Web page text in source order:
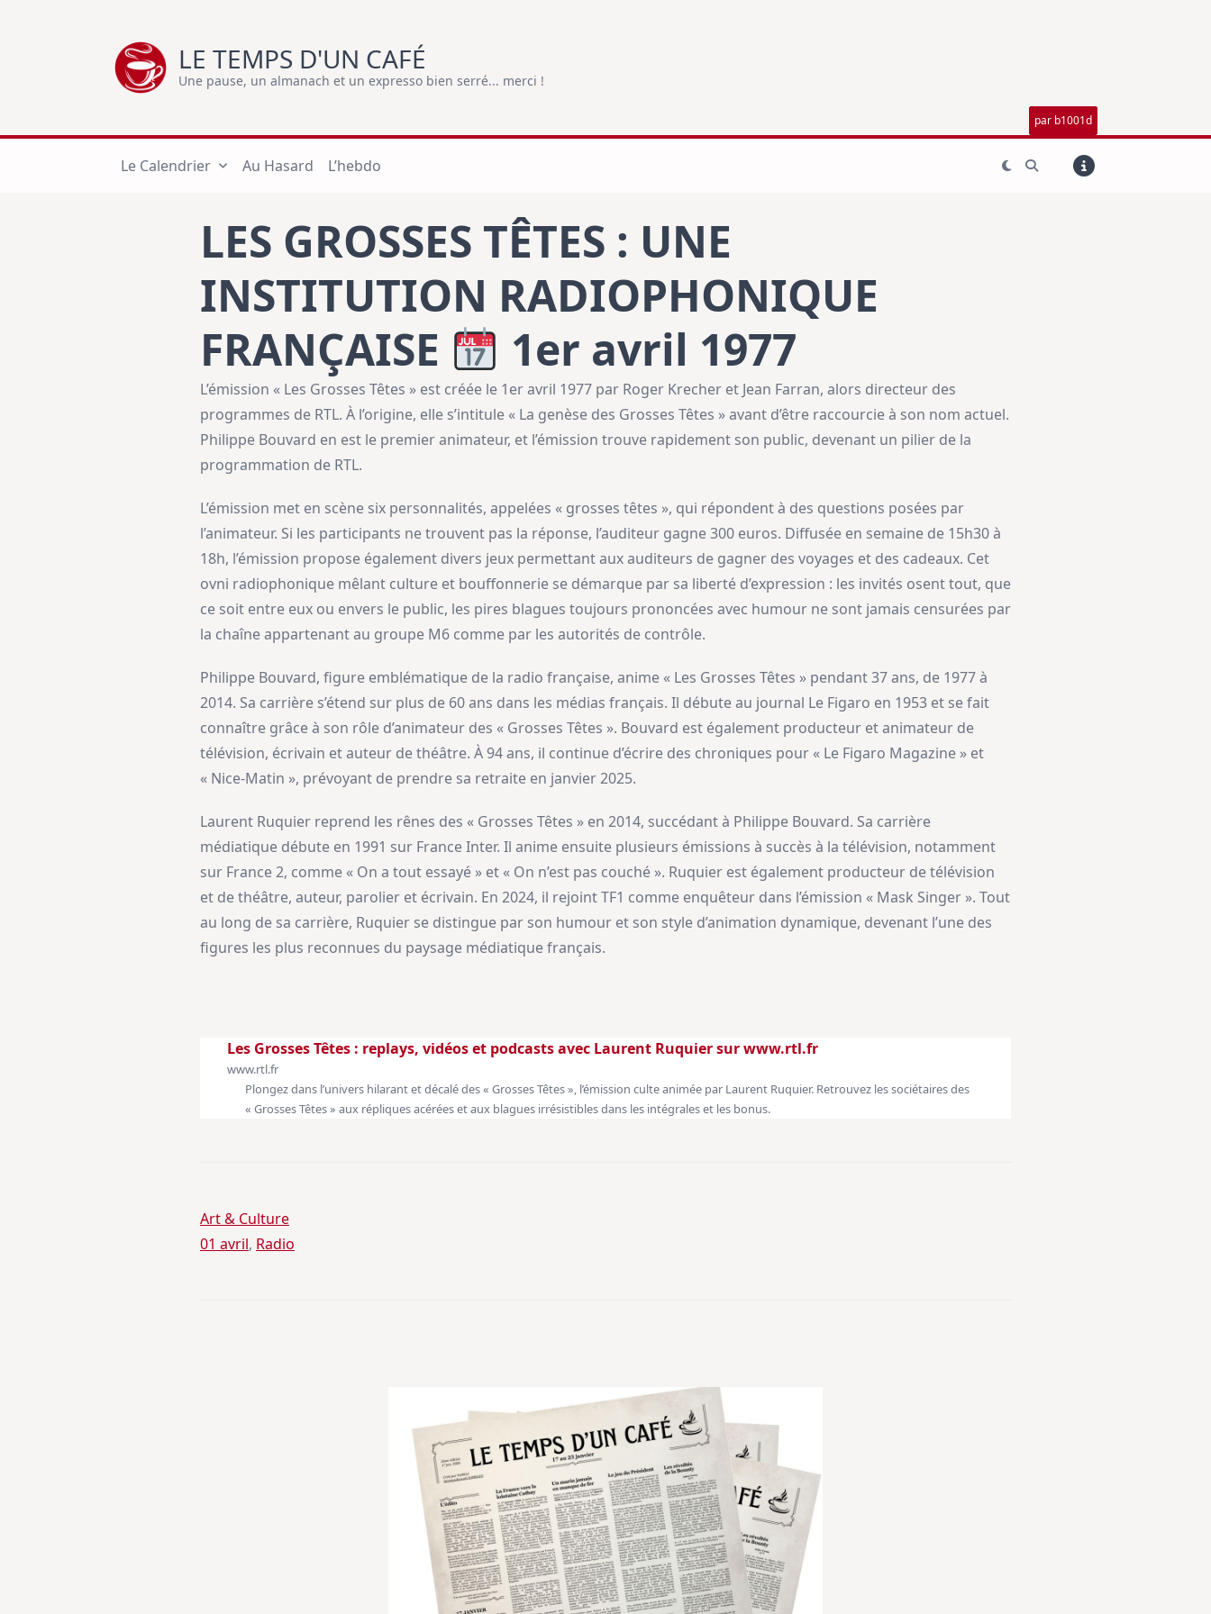
LE TEMPS D'UN CAFÉ
Une pause, un almanach et un expresso bien serré... merci !
par b1001d
Le Calendrier Au Hasard L’hebdo
LES GROSSES TÊTES : UNE
INSTITUTION RADIOPHONIQUE
FRANÇAISE
1er avril 1977
L’émission « Les Grosses Têtes » est créée le 1er avril 1977 par Roger Krecher et Jean Farran, alors directeur des
programmes de RTL. À l’origine, elle s’intitule « La genèse des Grosses Têtes » avant d’être raccourcie à son nom actuel.
Philippe Bouvard en est le premier animateur, et l’émission trouve rapidement son public, devenant un pilier de la
programmation de RTL.
L’émission met en scène six personnalités, appelées « grosses têtes », qui répondent à des questions posées par
l’animateur. Si les participants ne trouvent pas la réponse, l’auditeur gagne 300 euros. Diffusée en semaine de 15h30 à
18h, l’émission propose également divers jeux permettant aux auditeurs de gagner des voyages et des cadeaux. Cet
ovni radiophonique mêlant culture et bouffonnerie se démarque par sa liberté d’expression : les invités osent tout, que
ce soit entre eux ou envers le public, les pires blagues toujours prononcées avec humour ne sont jamais censurées par
la chaîne appartenant au groupe M6 comme par les autorités de contrôle.
Philippe Bouvard, figure emblématique de la radio française, anime « Les Grosses Têtes » pendant 37 ans, de 1977 à
2014. Sa carrière s’étend sur plus de 60 ans dans les médias français. Il débute au journal Le Figaro en 1953 et se fait
connaître grâce à son rôle d’animateur des « Grosses Têtes ». Bouvard est également producteur et animateur de
télévision, écrivain et auteur de théâtre. À 94 ans, il continue d’écrire des chroniques pour « Le Figaro Magazine » et
« Nice-Matin », prévoyant de prendre sa retraite en janvier 2025.
Laurent Ruquier reprend les rênes des « Grosses Têtes » en 2014, succédant à Philippe Bouvard. Sa carrière
médiatique débute en 1991 sur France Inter. Il anime ensuite plusieurs émissions à succès à la télévision, notamment
sur France 2, comme « On a tout essayé » et « On n’est pas couché ». Ruquier est également producteur de télévision
et de théâtre, auteur, parolier et écrivain. En 2024, il rejoint TF1 comme enquêteur dans l’émission « Mask Singer ». Tout
au long de sa carrière, Ruquier se distingue par son humour et son style d’animation dynamique, devenant l’une des
figures les plus reconnues du paysage médiatique français.
Les Grosses Têtes : replays, vidéos et podcasts avec Laurent Ruquier sur www.rtl.fr
www.rtl.fr
Plongez dans l’univers hilarant et décalé des « Grosses Têtes », l’émission culte animée par Laurent Ruquier. Retrouvez les sociétaires des
« Grosses Têtes » aux répliques acérées et aux blagues irrésistibles dans les intégrales et les bonus.
Art & Culture
01 avril, Radio